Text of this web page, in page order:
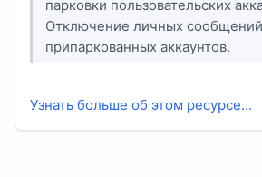
парковки пользовательских
Отключение личных
припаркованных аккаунтов.
Узнать больше об этом ресурсе...